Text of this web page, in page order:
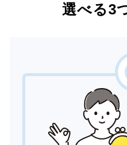
選べる3